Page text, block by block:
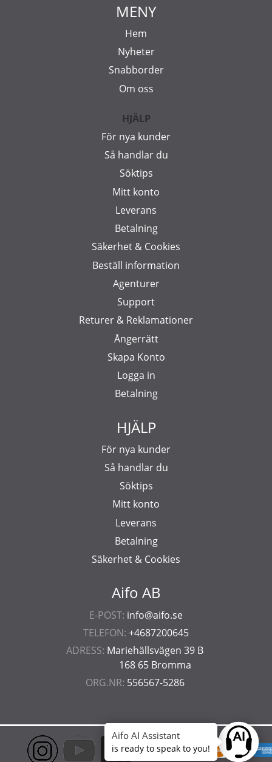
Aifo AB
E-POST: info@aifo.se
TELEFON: +4687200645
ADRESS: Mariehällsvägen 39 B
168 65 Bromma
ORG.NR: 556567-5286
MENY
Hem
Nyheter
Snabborder
Om oss
HJÄLP
För nya kunder
Så handlar du
Söktips
Mitt konto
Leverans
Betalning
Säkerhet & Cookies
Beställ information
Agenturer
Support
Returer & Reklamationer
Ångerrätt
Skapa Konto
Logga in
Betalning
HJÄLP
För nya kunder
Så handlar du
Söktips
Mitt konto
Leverans
Betalning
Säkerhet & Cookies
Ask
Aifo AI Assistant
is ready to speak to you!